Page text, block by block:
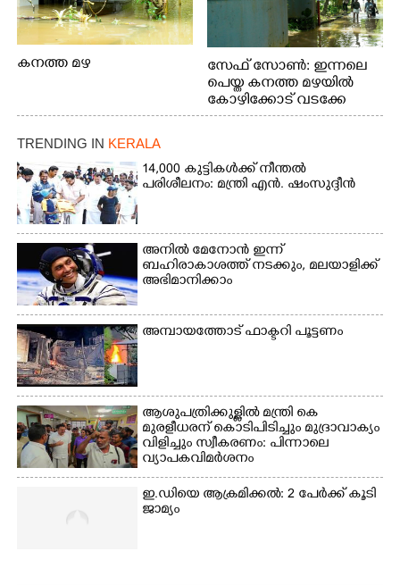
കനത്ത മഴ
സേഫ് സോൺ: ഇന്നലെ
പെയ്ത കനത്ത മഴയിൽ
കോഴിക്കോട് വടക്കേ
വയലിൽ വെള്ളം
വെള്ളത്തിലൂടെ
നടന്നുവരുന്നവരെ
നായ. ഫോട്ടോ: കെ.വിശ്വജി
ത്ത്
TRENDING IN KERALA
14,000 കുട്ടികൾക്ക് നീന്തൽ
പരിശീലനം: മന്ത്രി എൻ. ഷംസുദ്ദീൻ
അനിൽ മേനോൻ ഇന്ന്
ബഹിരാകാശത്ത് നടക്കും, മലയാളിക്ക്
അഭിമാനിക്കാം
അമ്പായത്തോട് ഫാക്ടറി പൂട്ടണം
ആശുപത്രിക്കുള്ളിൽ മന്ത്രി കെ
മുരളീധരന് കൊടിപിടിച്ചും മുദ്രാവാക്യം
വിളിച്ചും സ്വീകരണം: പിന്നാലെ
വ്യാപകവിമർശനം
ഇ.ഡിയെ ആക്രമിക്കൽ: 2 പേർക്ക് കൂടി
ജാമ്യം